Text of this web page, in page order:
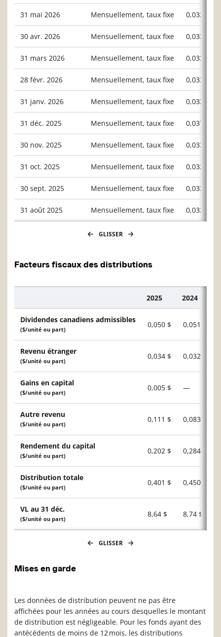
31 mai 2026 Mensuellement, taux fixe 0,03300
30 avr. 2026 Mensuellement, taux fixe 0,03300
31 mars 2026 Mensuellement, taux fixe 0,03300
28 févr. 2026 Mensuellement, taux fixe 0,03300
31 janv. 2026 Mensuellement, taux fixe 0,03300
31 déc. 2025 Mensuellement, taux fixe 0,03789
30 nov. 2025 Mensuellement, taux fixe 0,03300
31 oct. 2025 Mensuellement, taux fixe 0,03300
30 sept. 2025 Mensuellement, taux fixe 0,03300
31 août 2025 Mensuellement, taux fixe 0,03300
GLISSER
Facteurs fiscaux des distributions
2025 2024
Dividendes canadiens admissibles
($/unité ou part)
0,050 $ 0,051 $
Revenu étranger
($/unité ou part)
0,034 $ 0,032 $
Gains en capital
($/unité ou part)
0,005 $ —
Autre revenu
($/unité ou part)
0,111 $ 0,083 $
Rendement du capital
($/unité ou part)
0,202 $ 0,284 $
Distribution totale
($/unité ou part)
0,401 $ 0,450 $
VL au 31 déc.
($/unité ou part)
8,64 $ 8,74 $
GLISSER
Mises en garde
Les données de distribution peuvent ne pas être
affichées pour les années au cours desquelles le montant
de distribution est négligeable. Pour les fonds ayant des
antécédents de moins de 12 mois, les distributions